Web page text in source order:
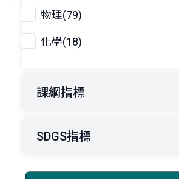
物理(79)
化學(18)
課綱指標
SDGS指標